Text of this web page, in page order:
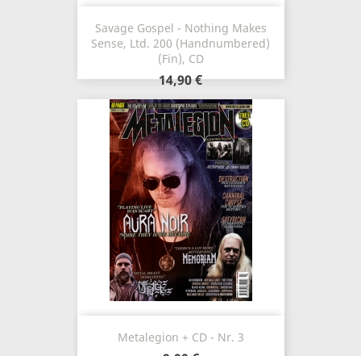
Savage Gospel - Nothing Makes
Sense, Ltd. 200 (Handnumbered)
(Fin), CD
14,90 €
Metalegion + CD - Nr. 3